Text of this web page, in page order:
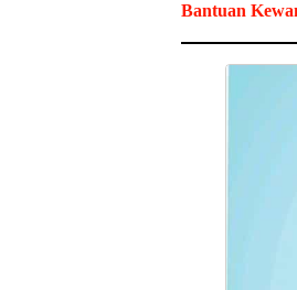
Bantuan